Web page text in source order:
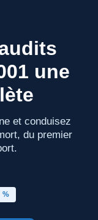
une
et conduisez
du premier
%